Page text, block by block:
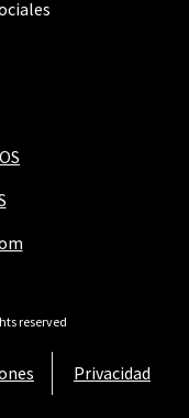
Privacidad
reserved